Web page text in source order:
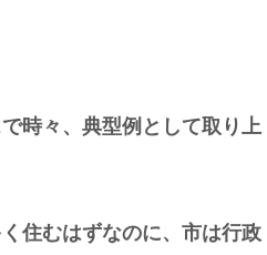
時々、典型例として取り上
住むはずなのに、市は行政